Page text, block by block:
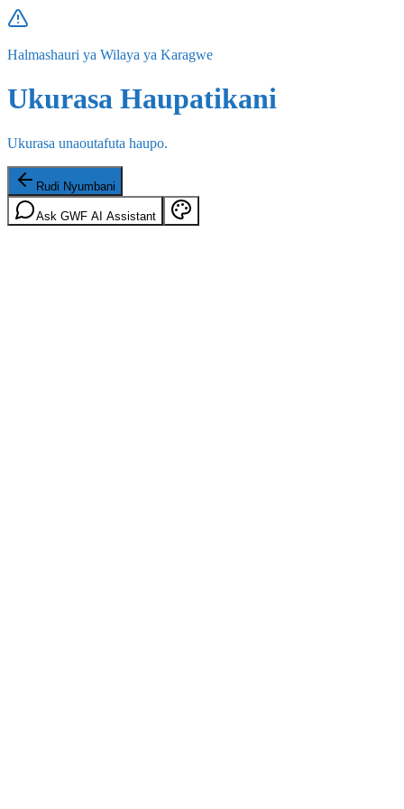
Halmashauri ya Wilaya ya Karagwe
Ukurasa Haupatikani
Ukurasa unaoutafuta haupo.
Rudi Nyumbani
Ask GWF AI Assistant